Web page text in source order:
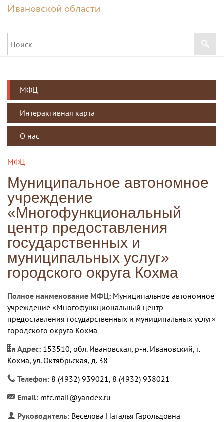
Ивановской области
МФЦ
Интерактивная карта
О нас
МФЦ
Муниципальное автономное
учреждение
«Многофункциональный
центр предоставления
государственных и
муниципальных услуг»
городского округа Кохма
Полное наименование МФЦ: Муниципальное автономное
учреждение «Многофункциональный центр
предоставления государственных и муниципальных услуг»
городского округа Кохма
Адрес: 153510, обл. Ивановская, р-н. Ивановский, г.
Кохма, ул. Октябрьская, д. 38
Телефон: 8 (4932) 939021, 8 (4932) 938021
Email: mfc.mail@yandex.ru
Руководитель: Веселова Наталья Гарольдовна